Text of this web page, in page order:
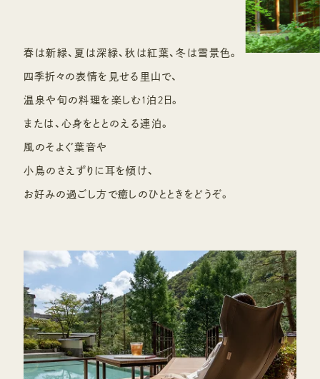
春は新緑、夏は深緑、秋は紅葉、冬は雪景色。
四季折々の表情を見せる里山で、
温泉や旬の料理を楽しむ1泊2日。
または、心身をととのえる連泊。
風のそよぐ葉音や
小鳥のさえずりに耳を傾け、
お好みの過ごし方で癒しのひとときをどうぞ。